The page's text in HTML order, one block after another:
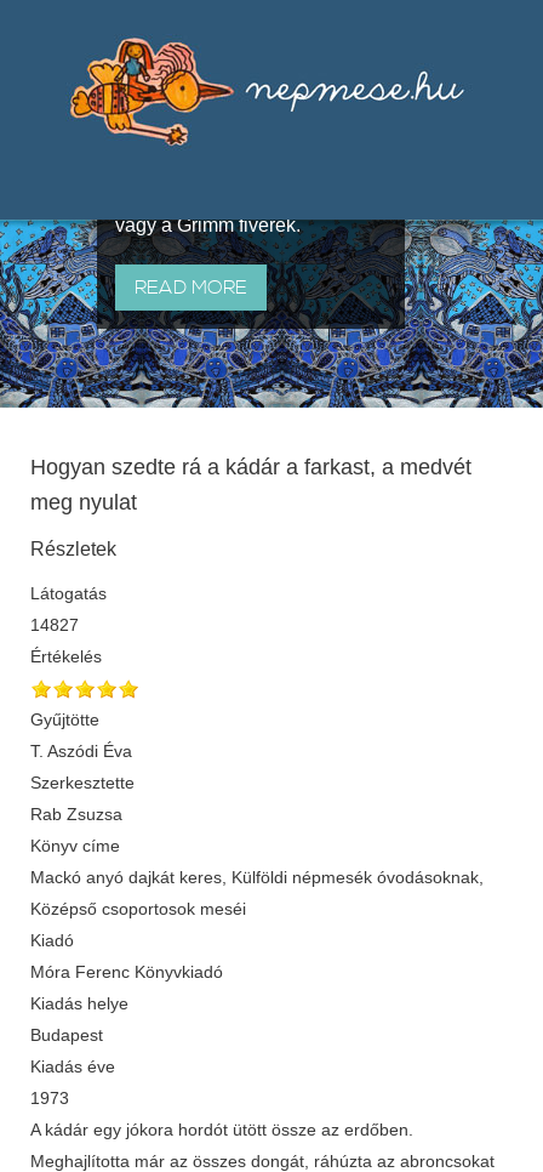
útján terjedő elbeszélésekből,
melyeket olyan ismert gyűjtők
állítottak össze, mint Benedek
vagy a Grimm fivérek.
READ MORE
Hogyan szedte rá a kádár a farkast, a medvét
meg nyulat
Részletek
Látogatás
14827
Értékelés
Gyűjtötte
T. Aszódi Éva
Szerkesztette
Rab Zsuzsa
Könyv címe
Mackó anyó dajkát keres, Külföldi népmesék óvodásoknak,
Középső csoportosok meséi
Kiadó
Móra Ferenc Könyvkiadó
Kiadás helye
Budapest
Kiadás éve
1973
A kádár egy jókora hordót ütött össze az erdőben.
Meghajlította már az összes dongát, ráhúzta az abroncsokat